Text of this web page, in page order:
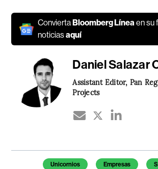
Convierta Bloomberg Líneaen su
noticiasaquí
Daniel Salazar
Assistant Editor, Pan
Projects
Temas de este artículo
Unicornios Empresas